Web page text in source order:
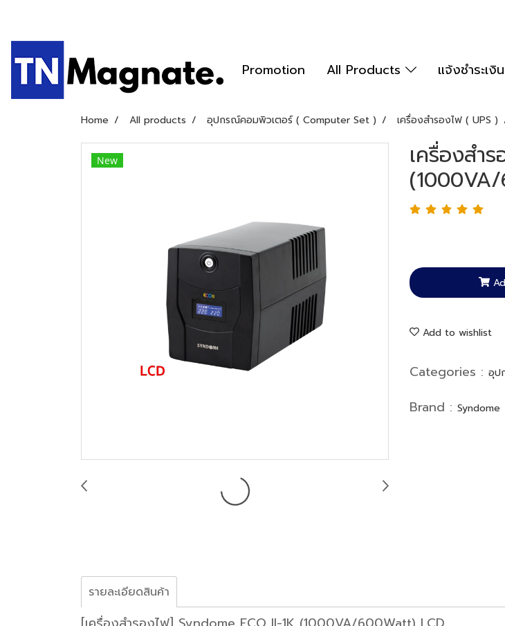
Promotion All Products แจ้งชำระเงิน
Home All products อุปกรณ์คอมพิวเตอร์ ( Computer Set ) เครื่องสำรองไฟ ( UPS )
New เครื่องสำ
Add to wishlist
Categories : อุป
Brand : Syndome
รายละเอียดสินค้า